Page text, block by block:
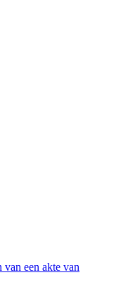
van een akte van